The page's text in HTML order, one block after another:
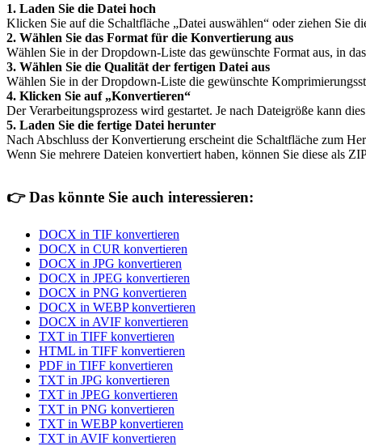
1. Laden Sie die Datei hoch
Klicken Sie auf die Schaltfläche „Datei auswählen“ oder ziehen Sie
2. Wählen Sie das Format für die Konvertierung aus
Wählen Sie in der Dropdown-Liste das gewünschte Format aus, in
3. Wählen Sie die Qualität der fertigen Datei aus
Wählen Sie in der Dropdown-Liste die gewünschte
4. Klicken Sie auf „Konvertieren“
Der Verarbeitungsprozess wird gestartet. Je nach Dateigröße kann
5. Laden Sie die fertige Datei herunter
Nach Abschluss der Konvertierung erscheint die Schaltfläche zum
Wenn Sie mehrere Dateien konvertiert haben, können Sie diese als
👉Das könnte Sie auch interessieren:
DOCX in TIF konvertieren
DOCX in CUR konvertieren
DOCX in JPG konvertieren
DOCX in JPEG konvertieren
DOCX in PNG konvertieren
DOCX in WEBP konvertieren
DOCX in AVIF konvertieren
TXT in TIFF konvertieren
HTML in TIFF konvertieren
PDF in TIFF konvertieren
TXT in JPG konvertieren
TXT in JPEG konvertieren
TXT in PNG konvertieren
TXT in WEBP konvertieren
TXT in AVIF konvertieren